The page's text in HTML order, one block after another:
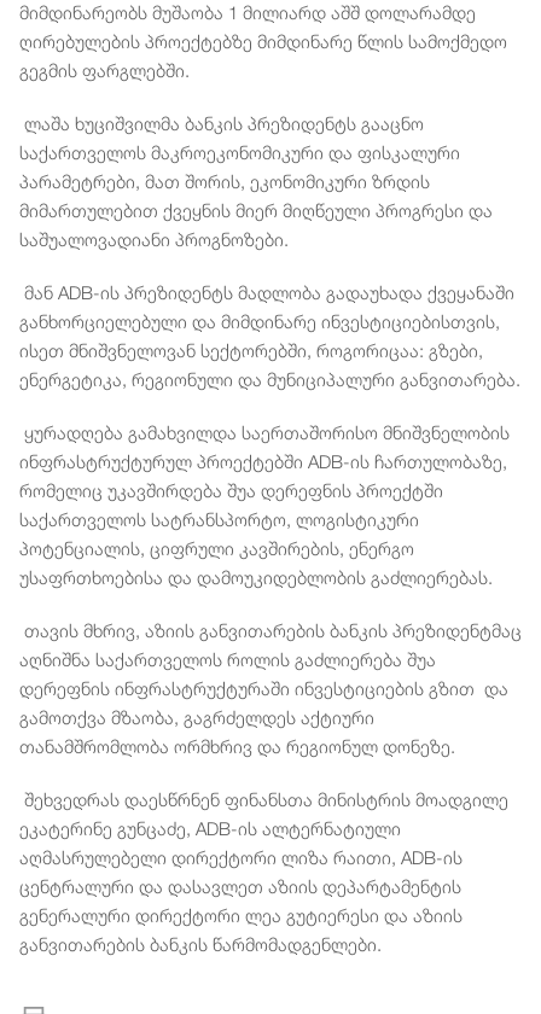
მიმდინარეობს მუშაობა 1 მილიარდ აშშ დოლარამდე
ღირებულების პროექტებზე მიმდინარე წლის სამოქმედო
გეგმის ფარგლებში.
ლაშა ხუციშვილმა ბანკის პრეზიდენტს გააცნო
საქართველოს მაკროეკონომიკური და ფისკალური
პარამეტრები, მათ შორის, ეკონომიკური ზრდის
მიმართულებით ქვეყნის მიერ მიღწეული პროგრესი და
საშუალოვადიანი პროგნოზები.
მან ADB-ის პრეზიდენტს მადლობა გადაუხადა ქვეყანაში
განხორციელებული და მიმდინარე ინვესტიციებისთვის,
ისეთ მნიშვნელოვან სექტორებში, როგორიცაა: გზები,
ენერგეტიკა, რეგიონული და მუნიციპალური განვითარება.
ყურადღება გამახვილდა საერთაშორისო მნიშვნელობის
ინფრასტრუქტურულ პროექტებში ADB-ის ჩართულობაზე,
რომელიც უკავშირდება შუა დერეფნის პროექტში
საქართველოს სატრანსპორტო, ლოგისტიკური
პოტენციალის, ციფრული კავშირების, ენერგო
უსაფრთხოებისა და დამოუკიდებლობის გაძლიერებას.
თავის მხრივ, აზიის განვითარების ბანკის პრეზიდენტმაც
აღნიშნა საქართველოს როლის გაძლიერება შუა
დერეფნის ინფრასტრუქტურაში ინვესტიციების გზით და
გამოთქვა მზაობა, გაგრძელდეს აქტიური
თანამშრომლობა ორმხრივ და რეგიონულ დონეზე.
შეხვედრას დაესწრნენ ფინანსთა მინისტრის მოადგილე
ეკატერინე გუნცაძე, ADB-ის ალტერნატიული
აღმასრულებელი დირექტორი ლიზა რაითი, ADB-ის
ცენტრალური და დასავლეთ აზიის დეპარტამენტის
გენერალური დირექტორი ლეა გუტიერესი და აზიის
განვითარების ბანკის წარმომადგენლები.